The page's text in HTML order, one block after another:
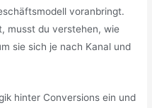
voranbringt.
musst du verstehen, wie
sie sich je nach Kanal und
hinter Conversions ein und